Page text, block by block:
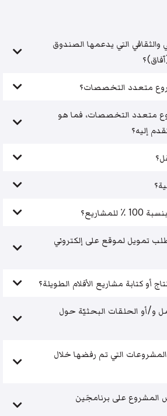
والثقافي التي يدعمها الصندوق
متعدد التخصصات؟
متعدد التخصصات، فما هو
إليه؟
تمويل لموقع على إلكتروني
أو كتابة مشاريع الأفلام الطويلة؟
و/أو الحلقات البحثيّة حول
التي تم رفضها خلال
على برنامجَين